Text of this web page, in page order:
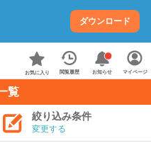
ダウンロード
お気に入り 閲覧履歴 お知らせ マイページ
覧
絞り込み条件
変更する